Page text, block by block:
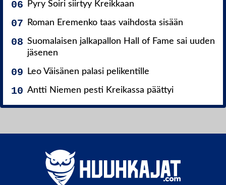
Pyry Soiri siirtyy Kreikkaan
Roman Eremenko taas vaihdosta sisään
Suomalaisen jalkapallon Hall of Fame sai uuden
jäsenen
Leo Väisänen palasi pelikentille
Antti Niemen pesti Kreikassa päättyi